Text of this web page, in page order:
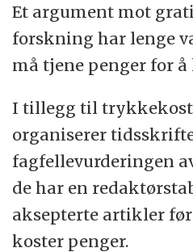
Et argument mot
forskning har lenge
må tjene penger for
I tillegg til
organiserer
fagfellevurderingen
de har en
aksepterte artikler
koster penger.